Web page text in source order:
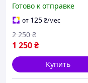
хороші дитячі
оригінальні іграшки
хлопчиков
Готово к отправке
от 125₴/мес
1 250₴
2 250 ₴
Купить